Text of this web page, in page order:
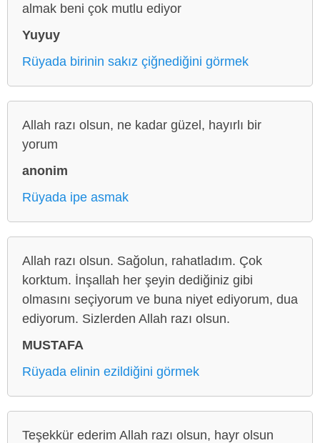
almak beni çok mutlu ediyor
Yuyuy
Rüyada birinin sakız çiğnediğini görmek
Allah razı olsun, ne kadar güzel, hayırlı bir
yorum
anonim
Rüyada ipe asmak
Allah razı olsun. Sağolun, rahatladım. Çok
korktum. İnşallah her şeyin dediğiniz gibi
olmasını seçiyorum ve buna niyet ediyorum, dua
ediyorum. Sizlerden Allah razı olsun.
MUSTAFA
Rüyada elinin ezildiğini görmek
Teşekkür ederim Allah razı olsun, hayr olsun